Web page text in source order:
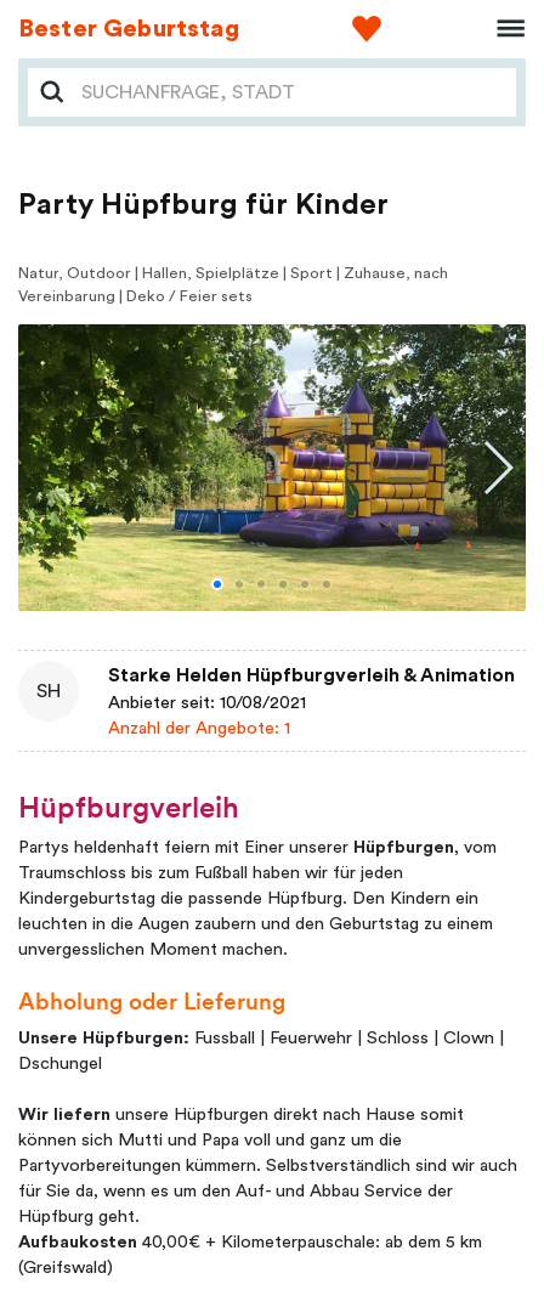
Bester Geburtstag
Party Hüpfburg für Kinder
Natur, Outdoor | Hallen, Spielplätze | Sport | Zuhause, nach
Vereinbarung | Deko / Feier sets
SH
Starke Helden Hüpfburgverleih & Animation
Anbieter seit: 10/08/2021
Anzahl der Angebote: 1
Hüpfburgverleih
Partys heldenhaft feiern mit Einer unserer Hüpfburgen, vom
Traumschloss bis zum Fußball haben wir für jeden
Kindergeburtstag die passende Hüpfburg. Den Kindern ein
leuchten in die Augen zaubern und den Geburtstag zu einem
unvergesslichen Moment machen.
Abholung oder Lieferung
Unsere Hüpfburgen: Fussball | Feuerwehr | Schloss | Clown |
Dschungel
Wir liefern unsere Hüpfburgen direkt nach Hause somit
können sich Mutti und Papa voll und ganz um die
Partyvorbereitungen kümmern. Selbstverständlich sind wir auch
für Sie da, wenn es um den Auf- und Abbau Service der
Hüpfburg geht.
Aufbaukosten 40,00€ + Kilometerpauschale: ab dem 5 km
(Greifswald)